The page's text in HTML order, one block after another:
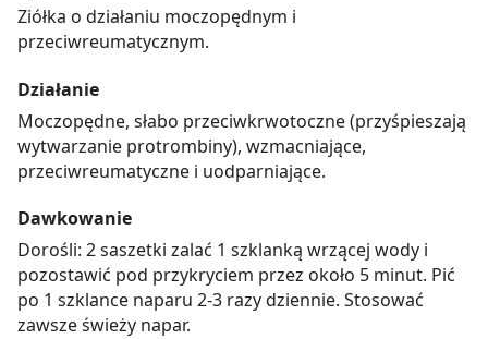
Ziółka o działaniu moczopędnym i
przeciwreumatycznym.
Działanie
Moczopędne, słabo przeciwkrwotoczne (przyśpieszają
wytwarzanie protrombiny), wzmacniające,
przeciwreumatyczne i uodparniające.
Dawkowanie
Dorośli: 2 saszetki zalać 1 szklanką wrzącej wody i
pozostawić pod przykryciem przez około 5 minut. Pić
po 1 szklance naparu 2-3 razy dziennie. Stosować
zawsze świeży napar.